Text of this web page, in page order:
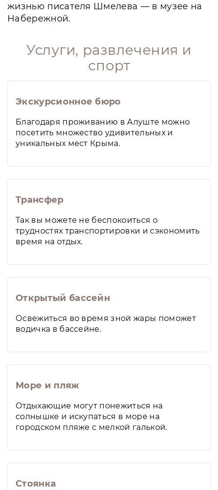
жизнью писателя Шмелева — в музее на
Набережной.
Услуги, развлечения и
спорт
Экскурсионное бюро
Благодаря проживанию в Алуште можно
посетить множество удивительных и
уникальных мест Крыма.
Трансфер
Так вы можете не беспокоиться о
трудностях транспортировки и сэкономить
время на отдых.
Открытый бассейн
Освежиться во время зной жары поможет
водичка в бассейне.
Море и пляж
Отдыхающие могут понежиться на
солнышке и искупаться в море на
городском пляже с мелкой галькой.
Стоянка